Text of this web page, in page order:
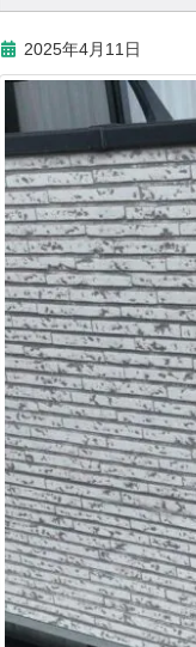
2025年4月11日